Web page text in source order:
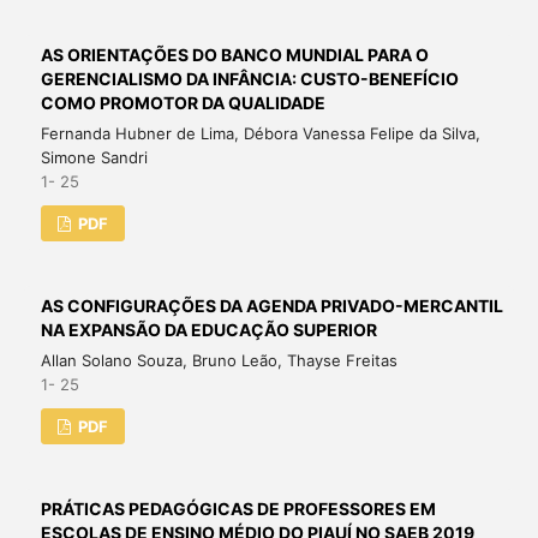
AS ORIENTAÇÕES DO BANCO MUNDIAL PARA O
GERENCIALISMO DA INFÂNCIA: CUSTO-BENEFÍCIO
COMO PROMOTOR DA QUALIDADE
Fernanda Hubner de Lima, Débora Vanessa Felipe da Silva,
Simone Sandri
1- 25
PDF
AS CONFIGURAÇÕES DA AGENDA PRIVADO-MERCANTIL
NA EXPANSÃO DA EDUCAÇÃO SUPERIOR
Allan Solano Souza, Bruno Leão, Thayse Freitas
1- 25
PDF
PRÁTICAS PEDAGÓGICAS DE PROFESSORES EM
ESCOLAS DE ENSINO MÉDIO DO PIAUÍ NO SAEB 2019